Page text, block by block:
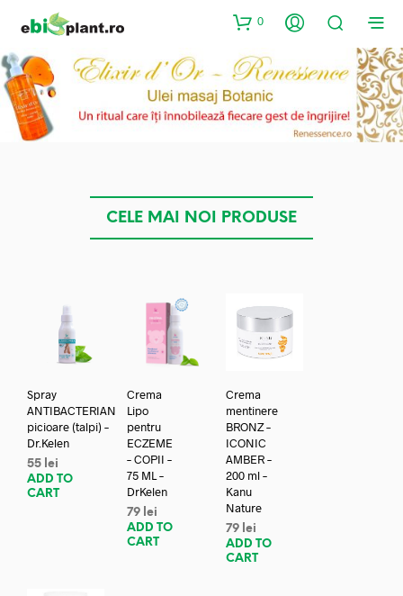
0
CELE MAI NOI PRODUSE
Spray
ANTIBACTERIAN
picioare (talpi) –
Dr.Kelen
55 lei
ADD TO
CART
Crema
Lipo
pentru
ECZEME
– COPII –
75 ML –
DrKelen
79 lei
ADD TO
CART
Crema
mentinere
BRONZ –
ICONIC
AMBER –
200 ml –
Kanu
Nature
79 lei
ADD TO
CART